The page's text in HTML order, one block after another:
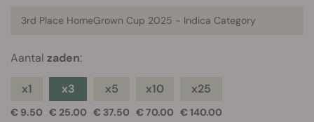
3rd Place HomeGrown Cup 2025 - Indica Category
Aantal zaden:
x1
€ 9.50
x3
€ 25.00
x5
€ 37.50
x10
€ 70.00
x25
€ 140.00